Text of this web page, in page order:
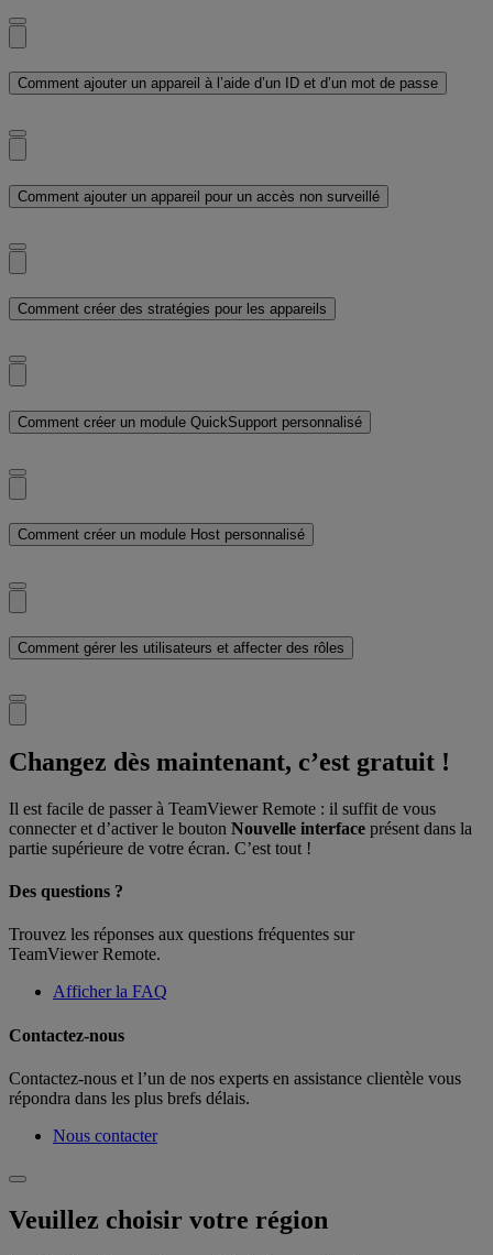
Comment ajouter un appareil à l’aide d’un ID et d’un mot de passe
Comment ajouter un appareil pour un accès non surveillé
Comment créer des stratégies pour les appareils
Comment créer un module QuickSupport personnalisé
Comment créer un module Host personnalisé
Comment gérer les utilisateurs et affecter des rôles
Changez dès maintenant, c’est gratuit !
Il est facile de passer à TeamViewer Remote : il suffit de vous
connecter et d’activer le bouton Nouvelle interface présent dans la
partie supérieure de votre écran. C’est tout !
Des questions ?
Trouvez les réponses aux questions fréquentes sur
TeamViewer Remote.
Afficher la FAQ
Contactez-nous
Contactez-nous et l’un de nos experts en assistance clientèle vous
répondra dans les plus brefs délais.
Nous contacter
Veuillez choisir votre région